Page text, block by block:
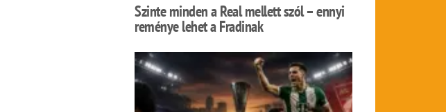
Szinte minden a Real mellett szól – ennyi
reménye lehet a Fradinak